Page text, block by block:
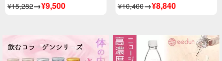
¥15,282→¥9,500 ¥10,400→¥8,840